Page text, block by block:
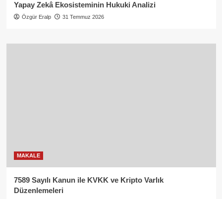
Yapay Zekâ Ekosisteminin Hukuki Analizi
Özgür Eralp 31 Temmuz 2026
MAKALE
7589 Sayılı Kanun ile KVKK ve Kripto Varlık
Düzenlemeleri